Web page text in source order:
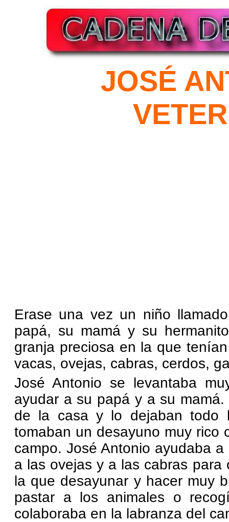
JOSÉ
Erase una vez un niño
papá, su mamá y su
granja preciosa en la que
vacas, ovejas, cabras, cerdos,
José Antonio se levantaba
ayudar a su papá y a su
de la casa y lo dejaban todo
tomaban un desayuno muy rico
campo. José Antonio ayudaba
a las ovejas y a las cabras
la que desayunar y hacer muy
pastar a los animales o
colaboraba en la labranza del